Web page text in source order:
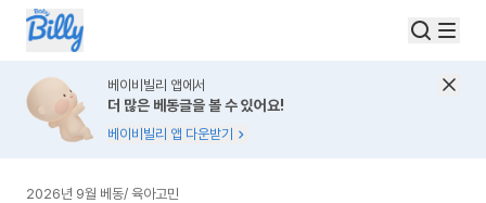
베이비빌리 앱에서
더 많은 베동글을 볼 수 있어요!
베이비빌리 앱 다운받기
2026년 9월 베동/ 육아고민